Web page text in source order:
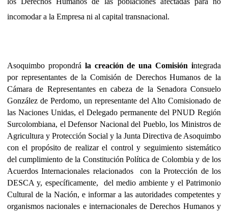
incomodar a la Empresa ni al capital transnacional.
Asoquimbo propondrá la creación de una Comisión integrada
por representantes de la Comisión de Derechos Humanos de la
Cámara de Representantes en cabeza de la Senadora Consuelo
González de Perdomo, un representante del Alto Comisionado de
las Naciones Unidas, el Delegado permanente del PNUD Región
Surcolombiana, el Defensor Nacional del Pueblo, los Ministros de
Agricultura y Protección Social y la Junta Directiva de Asoquimbo
con el propósito de realizar el control y seguimiento sistemático
del cumplimiento de la Constitución Política de Colombia y de los
Acuerdos Internacionales relacionados
con la Protección de los
DESCA y, específicamente,
del medio ambiente y el Patrimonio
Cultural de la Nación, e informar a las autoridades competentes y
organismos nacionales e internacionales de Derechos Humanos y